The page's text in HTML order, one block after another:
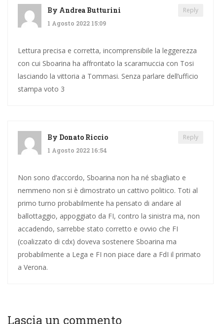
By Andrea Butturini
1 Agosto 2022 15:09
Reply
Lettura precisa e corretta, incomprensibile la leggerezza
con cui Sboarina ha affrontato la scaramuccia con Tosi
lasciando la vittoria a Tommasi. Senza parlare dell’ufficio
stampa voto 3
By Donato Riccio
1 Agosto 2022 16:54
Reply
Non sono d’accordo, Sboarina non ha né sbagliato e
nemmeno non si è dimostrato un cattivo politico. Toti al
primo turno probabilmente ha pensato di andare al
ballottaggio, appoggiato da FI, contro la sinistra ma, non
accadendo, sarrebbe stato corretto e ovvio che FI
(coalizzato di cdx) doveva sostenere Sboarina ma
probabilmente a Lega e FI non piace dare a FdI il primato
a Verona.
Lascia un commento